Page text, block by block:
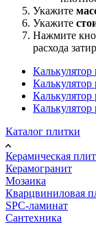
Укажите
Укажите
Нажмите
расхода
Калькулятор
Калькулятор
Каталог плитки
Керамическая
Керамогранит
Мозаика
Кварцвиниловая
SPC-ламинат
Сантехника